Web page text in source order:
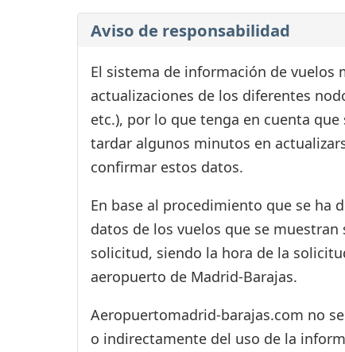
Aviso de responsabilidad
El sistema de información de vuelos
actualizaciones de los diferentes
etc.), por lo que tenga en cuenta
tardar algunos minutos en
confirmar estos datos.
En base al procedimiento que se ha
datos de los vuelos que se
solicitud, siendo la hora de la
aeropuerto de Madrid-Barajas.
Aeropuertomadrid-barajas.com no
o indirectamente del uso de la